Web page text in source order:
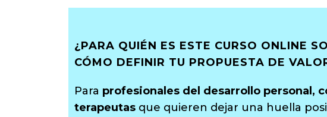
¿PARA QUIÉN ES ESTE CURSO ONLINE
CÓMO DEFINIR TU PROPUESTA DE
Para profesionales del desarrollo personal,
terapeutas que quieren dejar una huella